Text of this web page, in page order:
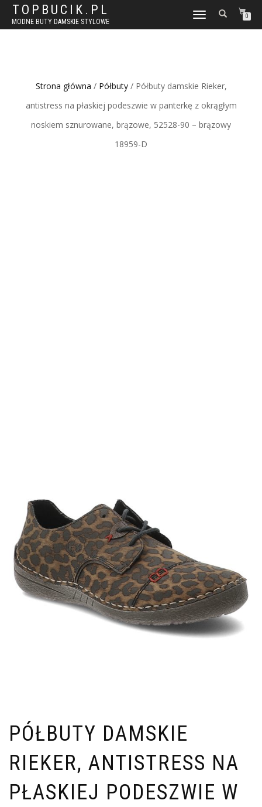
TOPBUCIK.PL
MODNE BUTY DAMSKIE STYLOWE
WŁĄCZ
NAWIGACJĘ
0
Strona główna / Półbuty/ Półbuty damskie Rieker,
antistress na płaskiej podeszwie w panterkę z okrągłym
noskiem sznurowane, brązowe, 52528-90 – brązowy
18959-D
PÓŁBUTY DAMSKIE
RIEKER, ANTISTRESS NA
PŁASKIEJ PODESZWIE W